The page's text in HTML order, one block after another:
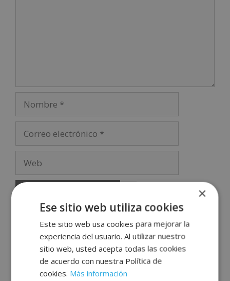
×
Ese sitio web utiliza cookies
Este sitio web usa cookies para mejorar la
experiencia del usuario. Al utilizar nuestro
sitio web, usted acepta todas las cookies
de acuerdo con nuestra Política de
cookies. Más información